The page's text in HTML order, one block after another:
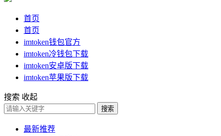
首页
首页
imtoken钱包官方
imtoken冷钱包下载
imtoken安卓版下载
imtoken苹果版下载
搜索 收起
搜索
最新推荐